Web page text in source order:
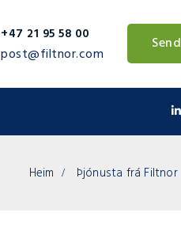
+47 21 95 58 00
post@filtnor.com
Heim Þjónusta frá Filtnor